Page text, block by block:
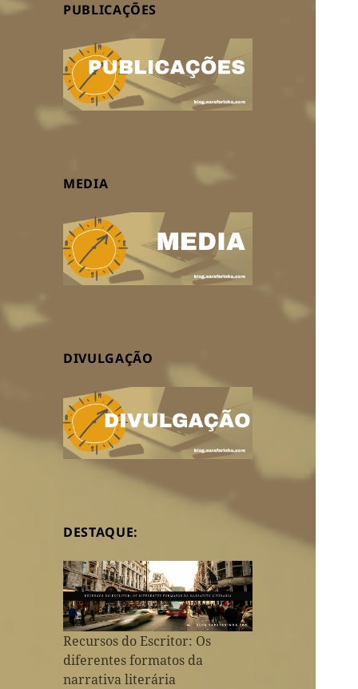
PUBLICAÇÕES
MEDIA
DIVULGAÇÃO
DESTAQUE:
Recursos do Escritor: Os
diferentes formatos da
narrativa literária